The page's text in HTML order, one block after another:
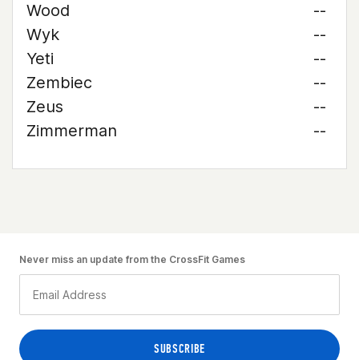
Wood
--
Wyk
--
Yeti
--
Zembiec
--
Zeus
--
Zimmerman
--
Never miss an update from the CrossFit Games